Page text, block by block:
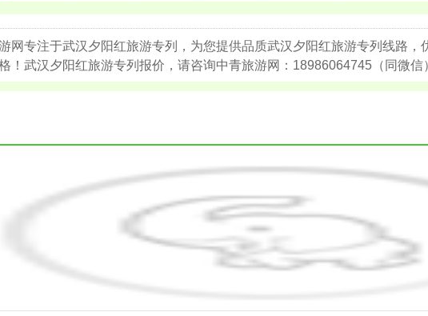
网专注于武汉夕阳红旅游专列，为您提供品质武汉夕阳红旅游专列线路，
！武汉夕阳红旅游专列报价，请咨询中青旅游网：18986064745（同微信